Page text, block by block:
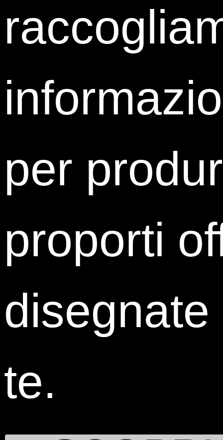
Share:
Contatti
393 9091288
area_giovani@istud.it
Cottino Social Impact Campus
Sede di Torino
Corso Castelfidardo 30/A
ISTUD Hub Milano
Sede di Milano
Via Paolo Lomazzo, 19
20154 Milano
per
proporti
disegnate
te.